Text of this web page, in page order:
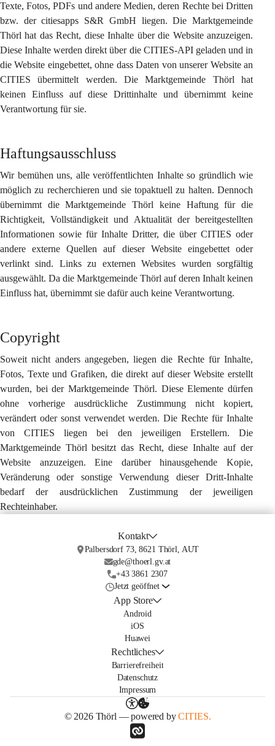
Texte, Fotos, PDFs und andere Medien, deren Rechte bei Dritten
bzw. der citiesapps S&R GmbH liegen. Die Marktgemeinde
Thörl hat das Recht, diese Inhalte über die Website anzuzeigen.
Diese Inhalte werden direkt über die CITIES-API geladen und in
die Website eingebettet, ohne dass Daten von unserer Website an
CITIES übermittelt werden. Die Marktgemeinde Thörl hat
keinen Einfluss auf diese Drittinhalte und übernimmt keine
Verantwortung für sie.
Haftungsausschluss
Wir bemühen uns, alle veröffentlichten Inhalte so gründlich wie
möglich zu recherchieren und sie topaktuell zu halten. Dennoch
übernimmt die Marktgemeinde Thörl keine Haftung für die
Richtigkeit, Vollständigkeit und Aktualität der bereitgestellten
Informationen sowie für Inhalte Dritter, die über CITIES oder
andere externe Quellen auf dieser Website eingebettet oder
verlinkt sind. Links zu externen Websites wurden sorgfältig
ausgewählt. Da die Marktgemeinde Thörl auf deren Inhalt keinen
Einfluss hat, übernimmt sie dafür auch keine Verantwortung.
Copyright
Soweit nicht anders angegeben, liegen die Rechte für Inhalte,
Fotos, Texte und Grafiken, die direkt auf dieser Website erstellt
wurden, bei der Marktgemeinde Thörl. Diese Elemente dürfen
ohne vorherige ausdrückliche Zustimmung nicht kopiert,
verändert oder sonst verwendet werden. Die Rechte für Inhalte
von CITIES liegen bei den jeweiligen Erstellern. Die
Marktgemeinde Thörl besitzt das Recht, diese Inhalte auf der
Website anzuzeigen. Eine darüber hinausgehende Kopie,
Veränderung oder sonstige Verwendung dieser Dritt-Inhalte
bedarf der ausdrücklichen Zustimmung der jeweiligen
Rechteinhaber.
Kontakt
Palbersdorf 73, 8621 Thörl, AUT
gde@thoerl.gv.at
+43 3861 2307
Jetzt geöffnet
App Store
Android
iOS
Huawei
Rechtliches
Barrierefreiheit
Datenschutz
Impressum
© 2026 Thörl — powered byCITIES.